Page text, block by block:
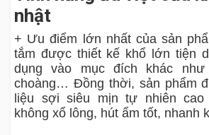
nhật
+ Ưu điểm lớn nhất của sản
tắm được thiết kế khổ lớn tiện
dụng vào mục đích khác
choàng… Đồng thời, sản phẩm
liệu sợi siêu mịn tự nhiên cao
không xổ lông, hút ẩm tốt, nhanh